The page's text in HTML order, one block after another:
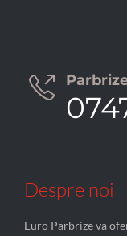

Despre noi
Euro Parbrize va